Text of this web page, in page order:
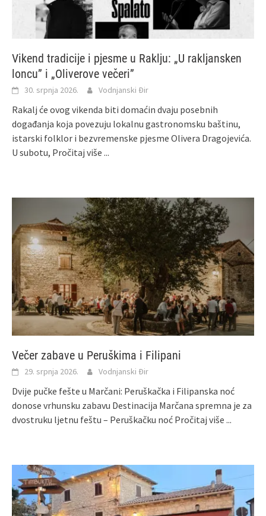
Vikend tradicije i pjesme u Raklju: „U rakljansken
loncu” i „Oliverove večeri”
30. srpnja 2026. Vodnjanski Đir
Rakalj će ovog vikenda biti domaćin dvaju posebnih
događanja koja povezuju lokalnu gastronomsku baštinu,
istarski folklor i bezvremenske pjesme Olivera Dragojevića.
U subotu, Pročitaj više ...
Večer zabave u Peruškima i Filipani
29. srpnja 2026. Vodnjanski Đir
Dvije pučke fešte u Marčani: Peruškačka i Filipanska noć
donose vrhunsku zabavu Destinacija Marčana spremna je za
dvostruku ljetnu feštu – Peruškačku noć Pročitaj više ...